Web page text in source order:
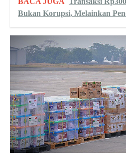
Bukan Korupsi, Melainkan